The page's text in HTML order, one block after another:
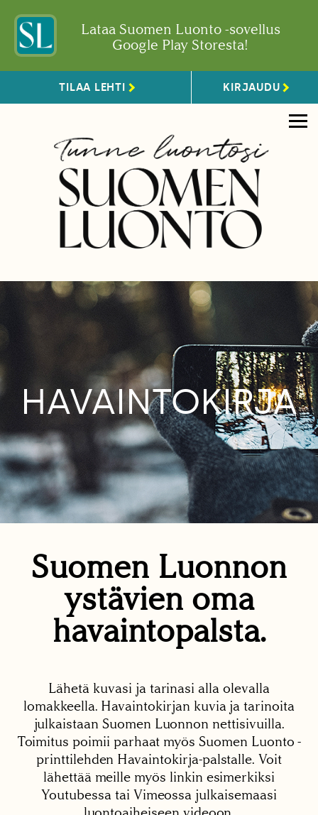
Lataa Suomen Luonto -sovellus
Google Play Storesta!
TILAA LEHTI KIRJAUDU
HAVAINTOKIRJA
Suomen Luonnon
ystävien oma
havaintopalsta.
Lähetä kuvasi ja tarinasi alla olevalla
lomakkeella. Havaintokirjan kuvia ja tarinoita
julkaistaan Suomen Luonnon nettisivuilla.
Toimitus poimii parhaat myös Suomen Luonto -
printtilehden Havaintokirja-palstalle. Voit
lähettää meille myös linkin esimerkiksi
Youtubessa tai Vimeossa julkaisemaasi